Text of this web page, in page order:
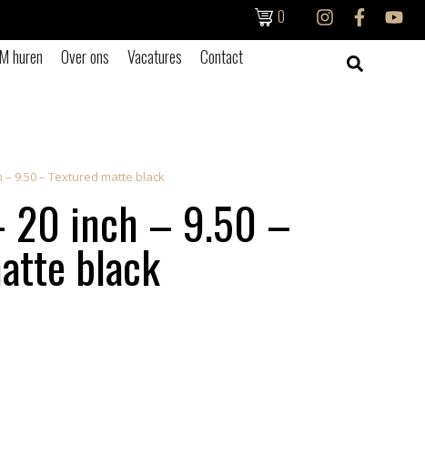
0
huren Over ons Vacatures Contact
– 9.50 – Textured matte black
20 inch – 9.50 –
black